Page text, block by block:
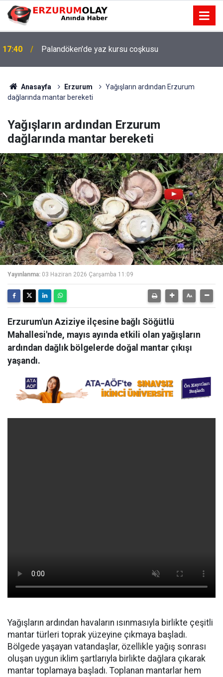
17:40 Palandöken'de yaz kursu coşkusu
Anasayfa Erzurum
Yağışların ardından Erzurum
dağlarında mantar bereketi
Yağışların ardından Erzurum
dağlarında mantar bereketi
Yayınlanma: 03 Haziran 2026 Çarşamba 11:09
Erzurum'un Aziziye ilçesine bağlı Söğütlü
Mahallesi'nde, mayıs ayında etkili olan yağışların
ardından dağlık bölgelerde doğal mantar çıkışı
yaşandı.
Yağışların ardından havaların ısınmasıyla birlikte çeşitli
mantar türleri toprak yüzeyine çıkmaya başladı.
Bölgede yaşayan vatandaşlar, özellikle yağış sonrası
oluşan uygun iklim şartlarıyla birlikte dağlara çıkarak
mantar toplamaya başladı. Toplanan mantarlar hem